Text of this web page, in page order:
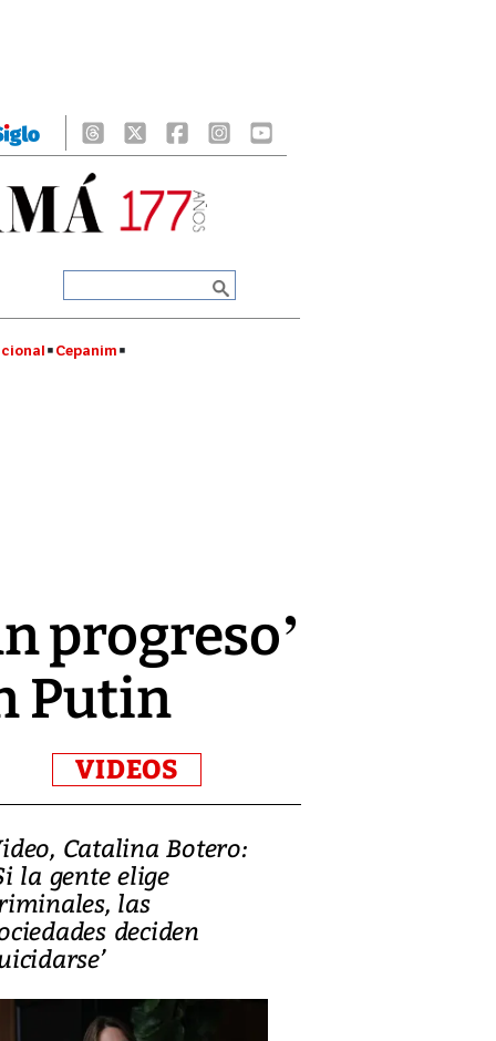
Cepanim
progreso’
Putin
VIDEOS
Catalina Botero:
la gente elige
las
deciden